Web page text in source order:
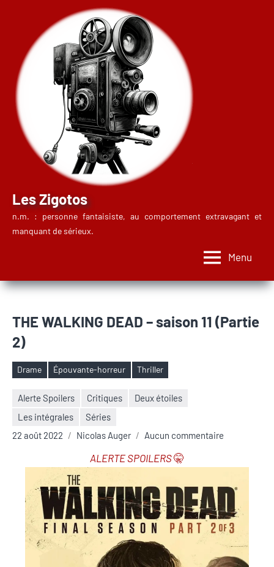
contenu
Les Zigotos
n.m. : personne fantaisiste, au comportement extravagant et
manquant de sérieux.
Menu
THE WALKING DEAD – saison 11 (Partie
2)
Étiquettes
Drame Épouvante-horreur Thriller
Alerte Spoilers Critiques
Deux étoiles
Les intégrales
Séries
22 août 2022
Nicolas Auger Aucun commentaire